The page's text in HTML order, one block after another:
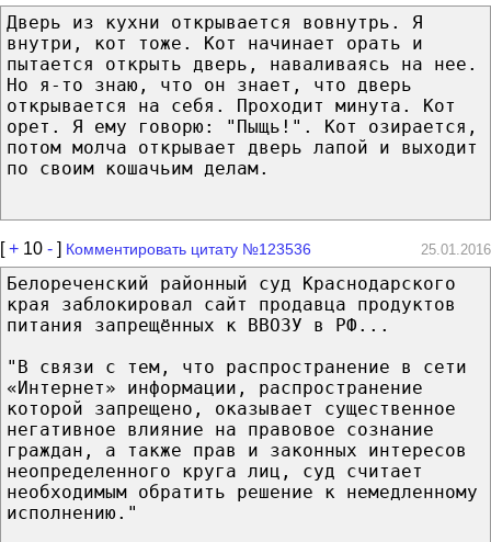
Дверь из кухни открывается вовнутрь. Я
внутри, кот тоже. Кот начинает орать и
пытается открыть дверь, наваливаясь на нее.
Но я-то знаю, что он знает, что дверь
открывается на себя. Проходит минута. Кот
орет. Я ему говорю: "Пыщь!". Кот озирается,
потом молча открывает дверь лапой и выходит
по своим кошачьим делам.
[+ 10 - ] Комментировать цитату №123536 25.01.2016
Белореченский районный суд Краснодарского
края заблокировал сайт продавца продуктов
питания запрещённых к ВВОЗУ в РФ...
"В связи с тем, что распространение в сети
«Интернет» информации, распространение
которой запрещено, оказывает существенное
негативное влияние на правовое сознание
граждан, а также прав и законных интересов
неопределенного круга лиц, суд считает
необходимым обратить решение к немедленному
исполнению."